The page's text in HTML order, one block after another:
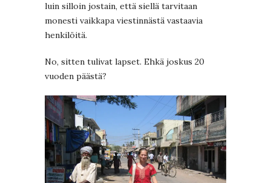
luin silloin jostain, että siellä tarvitaan
monesti vaikkapa viestinnästä vastaavia
henkilöitä.
No, sitten tulivat lapset. Ehkä joskus 20
vuoden päästä?